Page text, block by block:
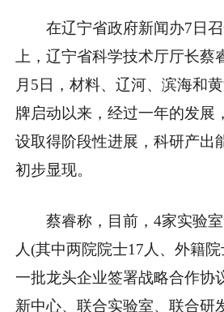
在辽宁省政府新闻办7日
上，辽宁省科学技术厅厅长蔡
月5日，材料、辽河、滨海和
牌启动以来，经过一年的发展
设取得阶段性进展，科研产出
初步显现。
蔡睿称，目前，4家实验
人(其中两院院士17人、外籍
一批龙头企业签署战略合作协
新中心、联合实验室、联合研